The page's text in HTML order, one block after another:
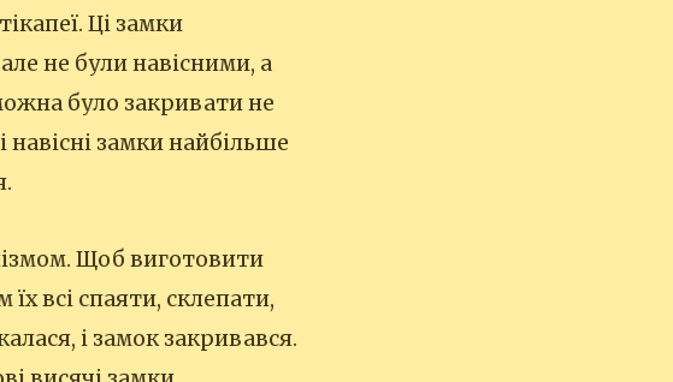
Ці замки
не були навісними, а
було закривати не
навісні замки найбільше
Щоб виготовити
всі спаяти, склепати,
і замок закривався.